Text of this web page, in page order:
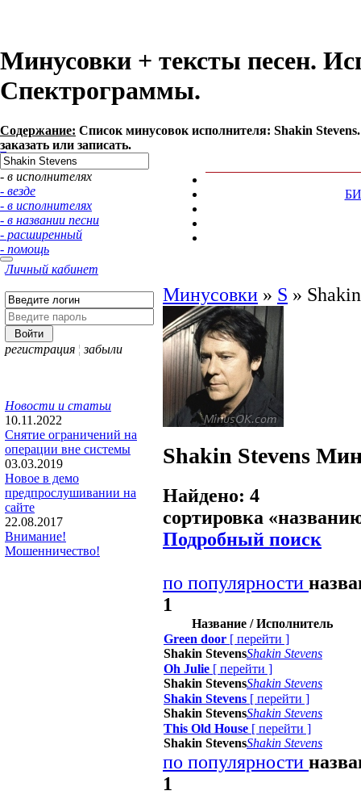
Минусовки + тексты песен.
Спектрограммы.
Содержание: Список минусовок исполнителя: Shakin
заказать или записать.
- в исполнителях
- везде
- в исполнителях
- в названии песни
- расширенный
- помощь
Личный кабинет
регистрация ¦ забыли
Новости и статьи
10.11.2022
Снятие ограничений на
операции вне системы
03.03.2019
Новое в демо
предпрослушивании на
сайте
22.08.2017
Внимание!
Мошенничество!
Минусовки » S »
Shakin Stevens
Найдено: 4
сортировка «
Подробный поиск
по популярности
1
Название / Исполнитель
Green door [ перейти ]
Shakin StevensShakin Stevens
Oh Julie [ перейти ]
Shakin StevensShakin Stevens
Shakin Stevens [ перейти ]
Shakin StevensShakin Stevens
This Old House [ перейти ]
Shakin StevensShakin Stevens
по популярности
1